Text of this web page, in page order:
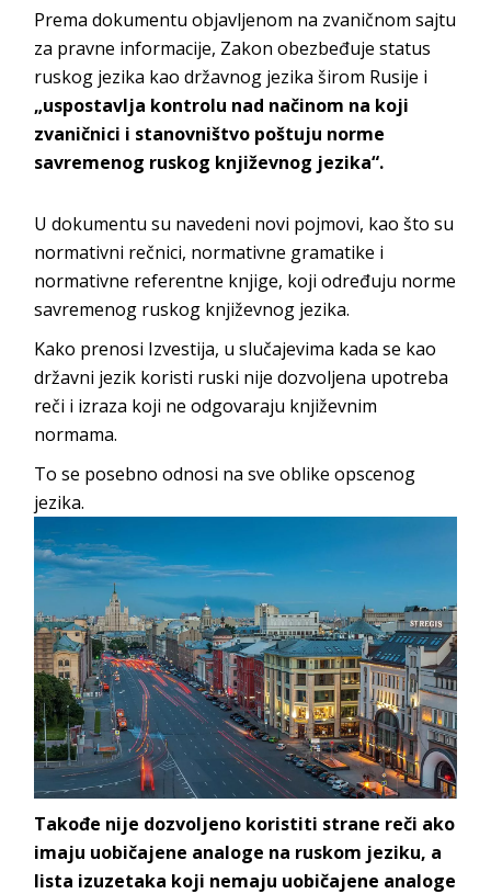
Prema dokumentu objavljenom na zvaničnom sajtu
za pravne informacije, Zakon obezbeđuje status
ruskog jezika kao državnog jezika širom Rusije i
„uspostavlja kontrolu nad načinom na koji
zvaničnici i stanovništvo poštuju norme
savremenog ruskog književnog jezika“.
U dokumentu su navedeni novi pojmovi, kao što su
normativni rečnici, normativne gramatike i
normativne referentne knjige, koji određuju norme
savremenog ruskog književnog jezika.
Kako prenosi Izvestija, u slučajevima kada se kao
državni jezik koristi ruski nije dozvoljena upotreba
reči i izraza koji ne odgovaraju književnim
normama.
To se posebno odnosi na sve oblike opscenog
jezika.
Takođe nije dozvoljeno koristiti strane reči ako
imaju uobičajene analoge na ruskom jeziku, a
lista izuzetaka koji nemaju uobičajene analoge